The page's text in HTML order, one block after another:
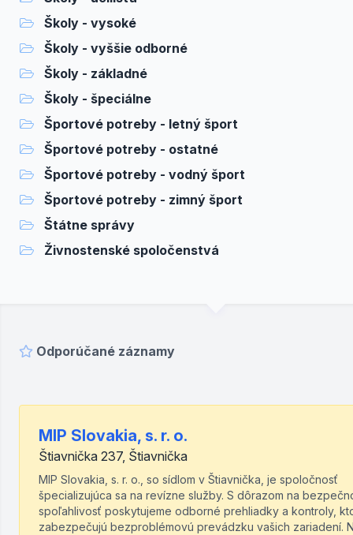
Školy - vysoké
Školy - vyššie odborné
Školy - základné
Školy - špeciálne
Športové potreby - letný šport
Športové potreby - ostatné
Športové potreby - vodný šport
Športové potreby - zimný šport
Štátne správy
Živnostenské spoločenstvá
Odporúčané záznamy
MIP Slovakia, s. r. o.
Štiavnička 237, Štiavnička
MIP Slovakia, s. r. o., so sídlom v Štiavnička, je spoločnosť
špecializujúca sa na revízne služby. S dôrazom na
spoľahlivosť poskytujeme odborné prehliadky a kontroly,
zabezpečujú bezproblémovú prevádzku vašich zariadení.